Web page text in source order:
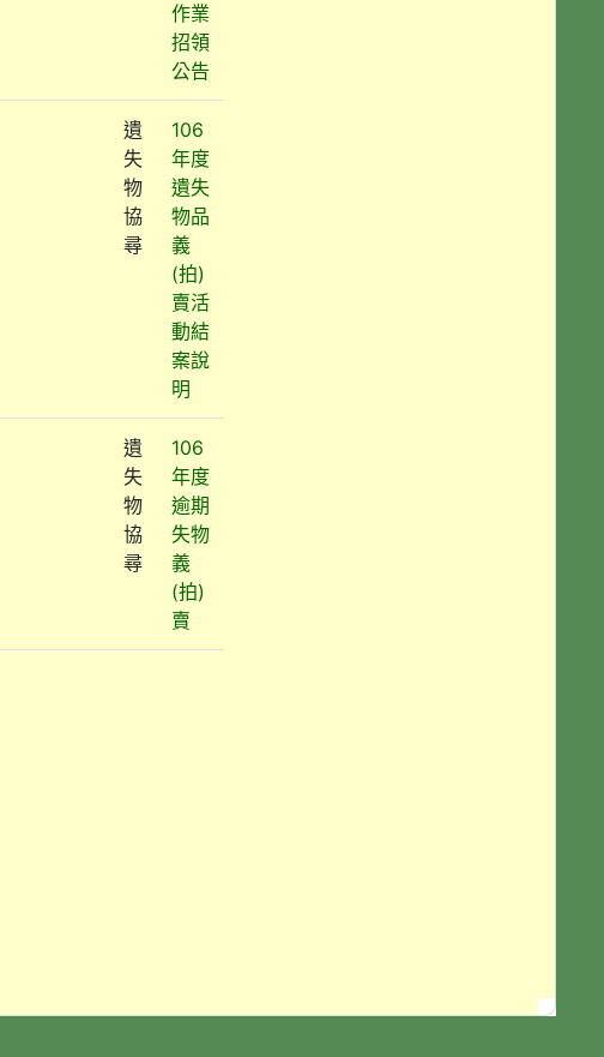
作業
招領
公告
遺
失
物
協
尋
106
年度
遺失
物品
義
(拍)
賣活
動結
案說
明
遺
失
物
協
尋
106
年度
逾期
失物
義
(拍)
賣